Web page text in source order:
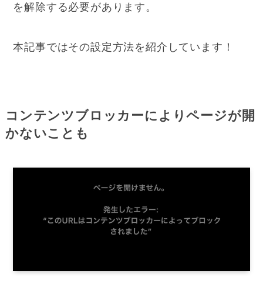
を解除する必要があります。
本記事ではその設定方法を紹介しています！
コンテンツブロッカーによりページが開
かないことも